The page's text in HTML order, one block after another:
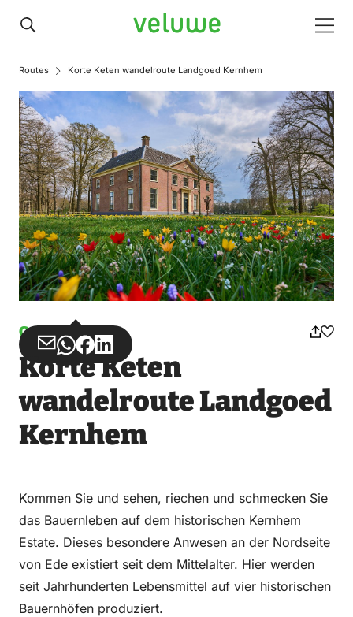
Veluwe
Routes Korte Keten wandelroute Landgoed Kernhem
Gehen
Teilen
über
Teilen
über
WhatsApp
Teilen
auf
Facebook
Teilen
auf
LinkedIn
Korte Keten
wandelroute Landgoed
Kernhem
Kommen Sie und sehen, riechen und schmecken Sie
das Bauernleben auf dem historischen Kernhem
Estate. Dieses besondere Anwesen an der Nordseite
von Ede existiert seit dem Mittelalter. Hier werden
seit Jahrhunderten Lebensmittel auf vier historischen
Bauernhöfen produziert.